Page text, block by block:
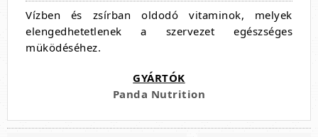
Vízben és zsírban oldodó vitaminok, melyek
elengedhetetlenek a szervezet egészséges
müködéséhez.
GYÁRTÓK
Panda Nutrition